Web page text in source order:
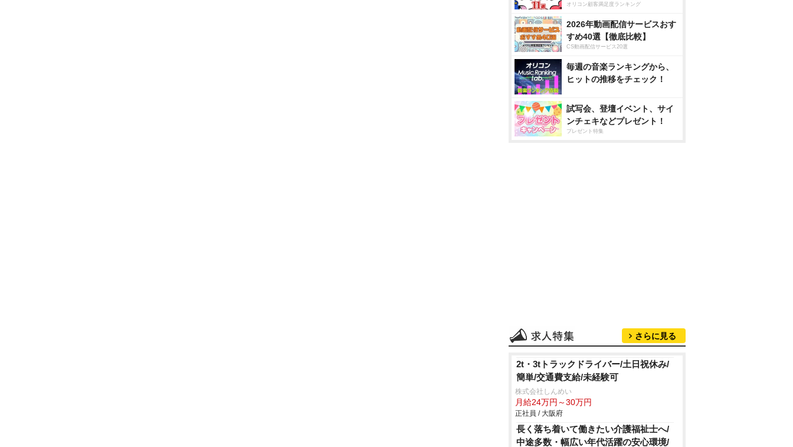
オリコン顧客満足度ランキング
2026年動画配信サービスおす
すめ40選【徹底比較】
CS動画配信サービス20選
毎週の音楽ランキングから、
ヒットの推移をチェック！
試写会、登壇イベント、サイ
ンチェキなどプレゼント！
プレゼント特集
さらに見る
2t・3tトラックドライバー/土日祝休み/
簡単/交通費支給/未経験可
株式会社しんめい
月給24万円～30万円
正社員 / 大阪府
長く落ち着いて働きたい介護福祉士へ/
中途多数・幅広い年代活躍の安心環境/